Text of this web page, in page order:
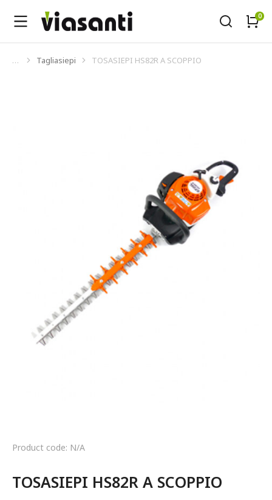
Tu sei qui:
Tagliasiepi TOSASIEPI HS82R A SCOPPIO
Product code: N/A
TOSASIEPI HS82R A SCOPPIO